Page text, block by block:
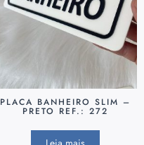
PLACA BANHEIRO SLIM –
PRETO REF.: 272